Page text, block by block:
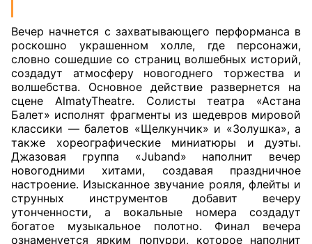
Вечер начнется с захватывающего перформанса в
роскошно украшенном холле, где персонажи,
словно сошедшие со страниц волшебных историй,
создадут атмосферу новогоднего торжества и
волшебства. Основное действие развернется на
сцене AlmatyTheatre. Солисты театра «Астана
Балет» исполнят фрагменты из шедевров мировой
классики — балетов «Щелкунчик» и «Золушка», а
также хореографические миниатюры и дуэты.
Джазовая группа «Juband» наполнит вечер
новогодними хитами, создавая праздничное
настроение. Изысканное звучание рояля, флейты и
струнных инструментов добавит вечеру
утонченности, а вокальные номера создадут
богатое музыкальное полотно. Финал вечера
ознаменуется ярким попурри, которое наполнит